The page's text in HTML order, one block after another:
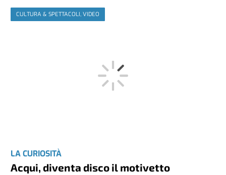
CULTURA & SPETTACOLI, VIDEO
LA CURIOSITÀ
Acqui, diventa disco il motivetto